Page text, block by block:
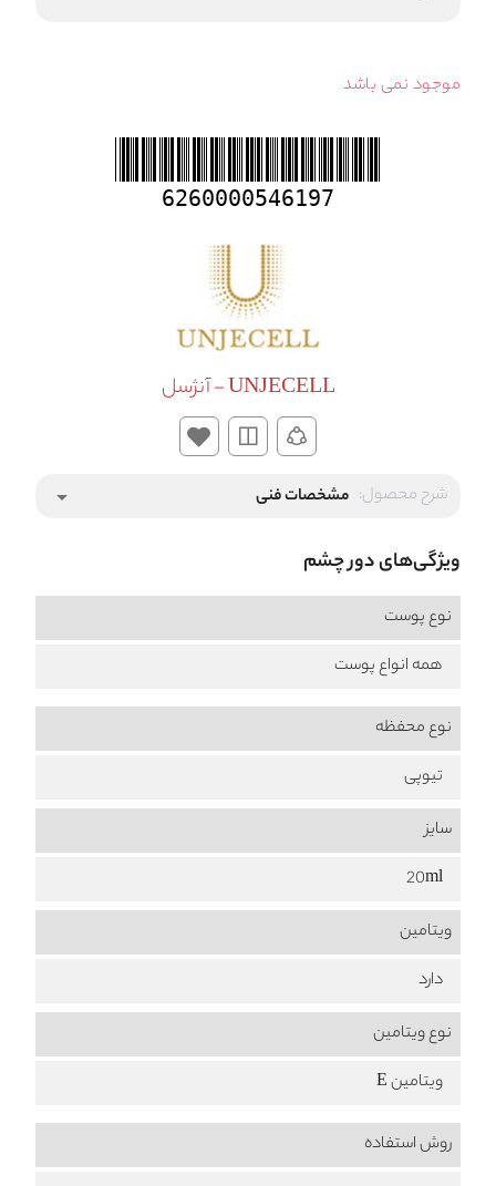
موجود نمی باشد
6260000546197
UNJECELL - آنژسل
شرح محصول: مشخصات فنی arrow_drop_down
ویژگی‌های دور چشم
نوع پوست
همه انواع پوست
نوع محفظه
تیوپی
سایز
20ml
ویتامین
دارد
نوع ویتامین
ویتامین E
روش استفاده